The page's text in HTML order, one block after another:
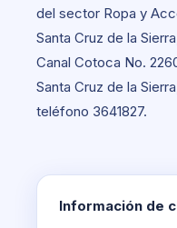
del sector Ropa y
Santa Cruz de la
Canal Cotoca No.
Santa Cruz de la
teléfono 3641827.
Información de